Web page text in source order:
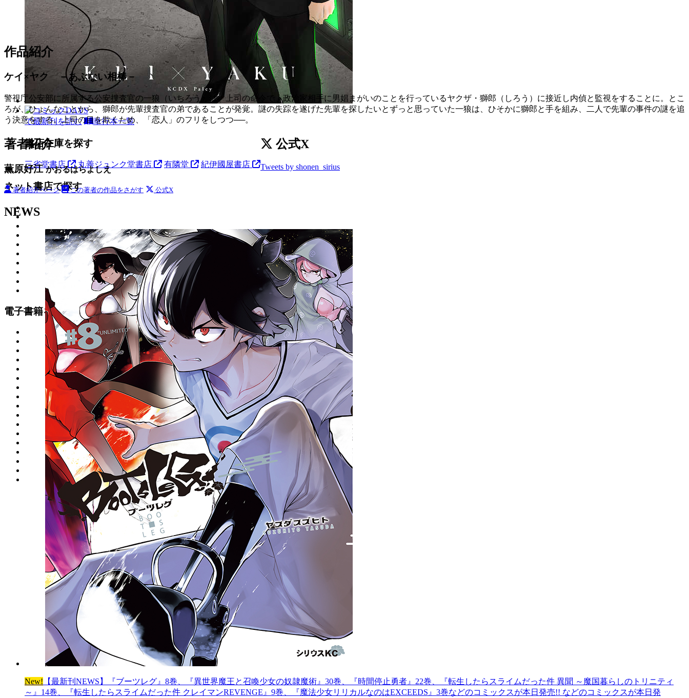
で最新刊を読む 単行本一覧
書店在庫を探す
三省堂書店 丸善ジュンク堂書店 有隣堂 紀伊國屋書店
ネット書店で探す
電子書籍を探す
作品紹介
ケイ×ヤク －あぶない相棒－
警視庁公安部に所属する公安捜査官の一狼（いちろう）は、上司の命令で、政治家相手に男娼まがいのことを行っているヤクザ・獅郎（しろう）に接近し内偵と監視をすることに。とこ
ろが、ひょんなことから、獅郎が先輩捜査官の弟であることが発覚。謎の失踪を遂げた先輩を探したいとずっと思っていた一狼は、ひそかに獅郎と手を組み、二人で先輩の事件の謎を追
う決意をする。上司の目を欺くため、「恋人」のフリをしつつ──。
著者紹介
薫原好江かおるはらよしえ
著者紹介ページ この著者の作品をさがす 公式X
公式X
Tweets by shonen_sirius
NEWS
New! 【最新刊NEWS】『ブーツレグ』8巻、『異世界魔王と召喚少女の奴隷魔術』30巻、『時間停止勇者』22巻、『転生したらスライムだった件 異聞 ～魔国暮らしのトリニティ
～』14巻、『転生したらスライムだった件 クレイマンREVENGE』9巻、『魔法少女リリカルなのはEXCEEDS』3巻などのコミックスが本日発売!! などのコミックスが本日発